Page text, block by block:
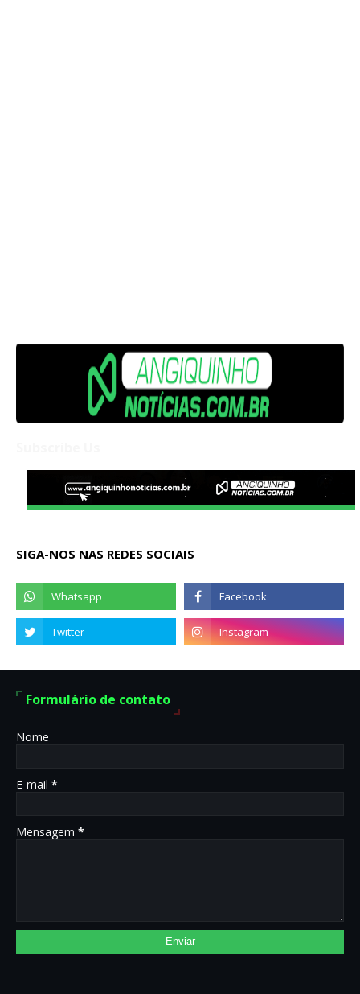
SIGA-NOS NAS REDES SOCIAIS
Formulário de contato
Nome
E-mail *
Mensagem *